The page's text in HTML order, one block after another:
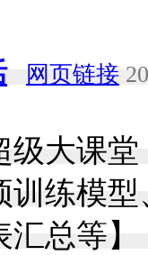
网页链接
级大课
训练模
总等】